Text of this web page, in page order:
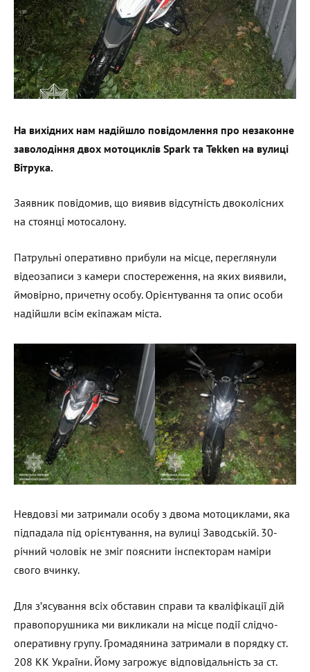
На вихідних нам надійшло повідомлення про незаконне
заволодіння двох мотоциклів Spark та Tekken на вулиці
Вітрука.
Заявник повідомив, що виявив відсутність двоколісних
на стоянці мотосалону.
Патрульні оперативно прибули на місце, переглянули
відеозаписи з камери спостереження, на яких виявили,
ймовірно, причетну особу. Орієнтування та опис особи
надійшли всім екіпажам міста.
Невдовзі ми затримали особу з двома мотоциклами, яка
підпадала під орієнтування, на вулиці Заводській. 30-
річний чоловік не зміг пояснити інспекторам наміри
свого вчинку.
Для з’ясування всіх обставин справи та кваліфікації дій
правопорушника ми викликали на місце події слідчо-
оперативну групу. Громадянина затримали в порядку ст.
208 КК України. Йому загрожує відповідальність за ст.